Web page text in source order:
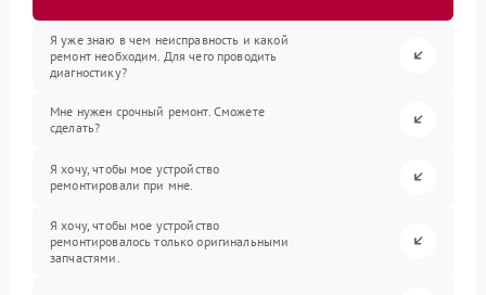
Я уже знаю в чем неисправность и какой
ремонт необходим. Для чего проводить
диагностику?
Мне нужен срочный ремонт. Сможете
сделать?
Я хочу, чтобы мое устройство
ремонтировали при мне.
Я хочу, чтобы мое устройство
ремонтировалось только оригинальными
запчастями.